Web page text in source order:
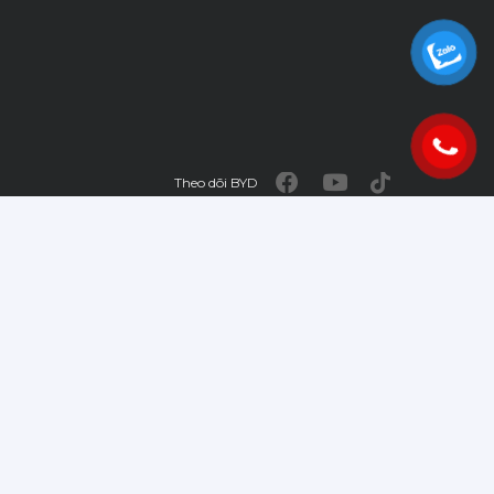
Theo dõi BYD